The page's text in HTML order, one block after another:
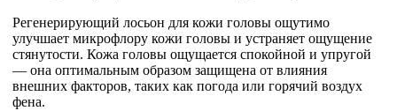
Регенерирующий лосьон для кожи головы ощутимо
улучшает микрофлору кожи головы и устраняет ощущение
стянутости. Кожа головы ощущается спокойной и упругой
— она оптимальным образом защищена от влияния
внешних факторов, таких как погода или горячий воздух
фена.